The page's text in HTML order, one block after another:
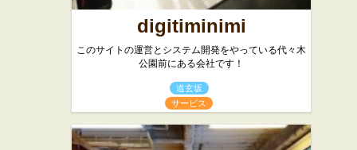
digitiminimi
このサイトの運営とシステム開発をやっている代々木
公園前にある会社です！
道玄坂
サービス